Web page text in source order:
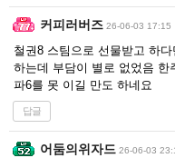
커피러버즈 26-06-03 17:15
철권8 스팀으로 선물받고 하
하는데 부담이 별로 없었음 한
파6를 못 이길 만도 하네요
답글
어둠의위자드 26-06-03